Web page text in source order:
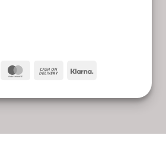
MasterCard
Cash
Delivery